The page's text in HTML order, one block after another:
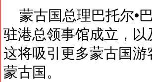
蒙古国总理巴托尔•
驻港总领事馆成立，
这将吸引更多蒙古国
蒙古国。